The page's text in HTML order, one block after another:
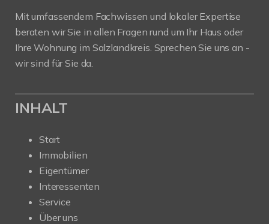
Mit umfassendem Fachwissen und lokaler Expertise
beraten wir Sie in allen Fragen rund um Ihr Haus oder
Ihre Wohnung im Salzlandkreis. Sprechen Sie uns an -
wir sind für Sie da.
INHALT
Start
Immobilien
Eigentümer
Interessenten
Service
Über uns